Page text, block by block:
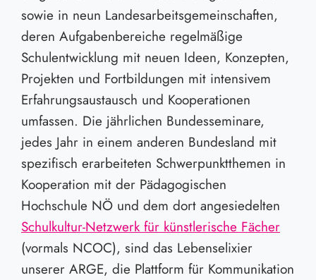
sowie in neun Landesarbeitsgemeinschaften,
deren Aufgabenbereiche regelmäßige
Schulentwicklung mit neuen Ideen, Konzepten,
Projekten und Fortbildungen mit intensivem
Erfahrungsaustausch und Kooperationen
umfassen. Die jährlichen Bundesseminare,
jedes Jahr in einem anderen Bundesland mit
spezifisch erarbeiteten Schwerpunktthemen in
Kooperation mit der Pädagogischen
Hochschule NÖ und dem dort angesiedelten
Schulkultur-Netzwerk für künstlerische Fächer
(vormals NCOC), sind das Lebenselixier
unserer ARGE, die Plattform für Kommunikation